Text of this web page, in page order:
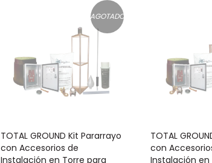
AGOTADO
TOTAL GROUND Kit Pararrayo
con Accesorios de
Instalación en Torre para
TOTAL
con
Instalación